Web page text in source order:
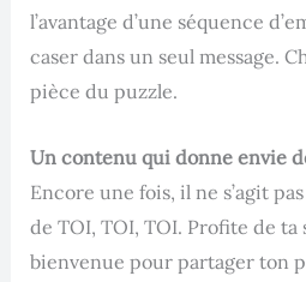
l’avantage d’une séquence
caser dans un seul message.
pièce du puzzle.
Un contenu qui donne envie
Encore une fois, il ne s’agit
de TOI, TOI, TOI. Profite de ta
bienvenue pour partager ton